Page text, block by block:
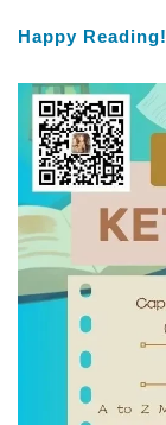
Happy Reading!